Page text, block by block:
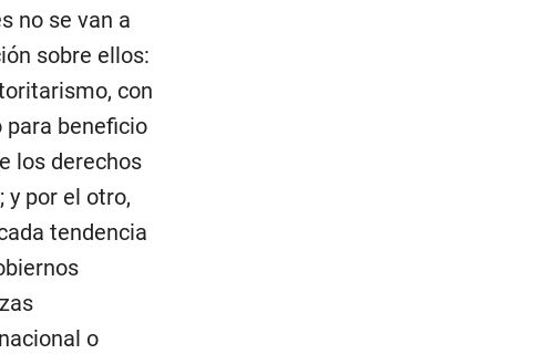
no se van a
sobre ellos:
con
beneficio
los derechos
y por el otro,
tendencia
o